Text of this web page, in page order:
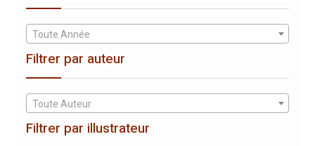
Toute Année
Filtrer par auteur
Toute Auteur
Filtrer par illustrateur